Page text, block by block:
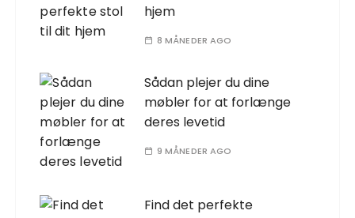
hjem
8 MÅNEDER AGO
Sådan plejer du dine
møbler for at forlænge
deres levetid
9 MÅNEDER AGO
Find det perfekte